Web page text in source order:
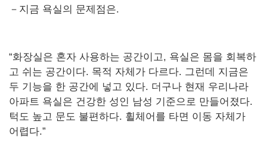
－지금 욕실의 문제점은.
“화장실은 혼자 사용하는 공간이고, 욕실은 몸을 회복하
고 쉬는 공간이다. 목적 자체가 다르다. 그런데 지금은
두 기능을 한 공간에 넣고 있다. 더구나 현재 우리나라
아파트 욕실은 건강한 성인 남성 기준으로 만들어졌다.
턱도 높고 문도 불편하다. 휠체어를 타면 이동 자체가
어렵다.”